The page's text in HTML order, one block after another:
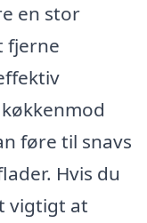
en stor
fjerne
føre til snavs
Hvis du
vigtigt at